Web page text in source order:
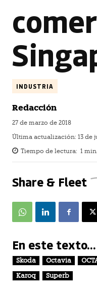
INDUSTRIA
Redacción
27 de marzo de 2018
Última actualización: 13 de
Tiempo de lectura: 1 min.
Share & Fleet
En este texto...
Skoda Octavia
Karoq
Superb